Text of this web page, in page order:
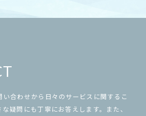
い合わせから日々のサービスに関するこ
疑問にも丁寧にお答えします。また、